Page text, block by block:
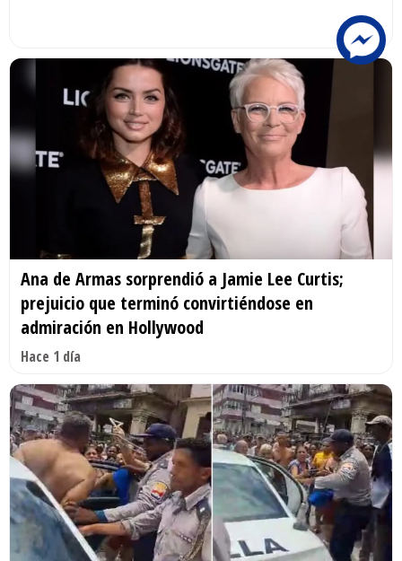
Ana de Armas sorprendió a Jamie Lee Curtis;
prejuicio que terminó convirtiéndose en
admiración en Hollywood
Hace 1 día